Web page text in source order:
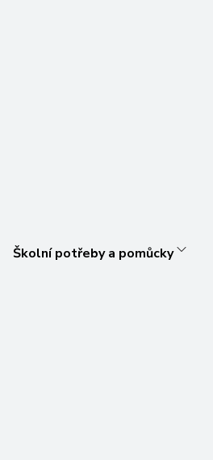
Školní potřeby a pomůcky